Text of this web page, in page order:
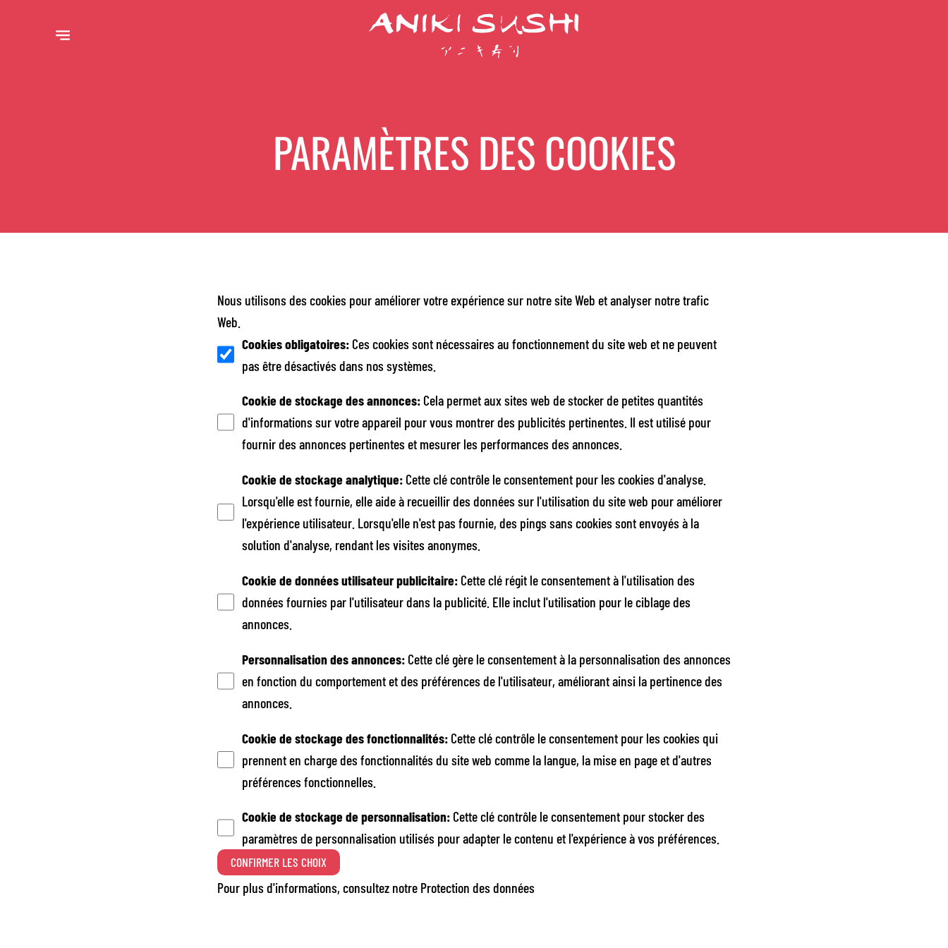
PARAMÈTRES DES COOKIES
Nous utilisons des cookies pour améliorer votre expérience sur notre site Web et analyser notre trafic
Web.
Cookies obligatoires: Ces cookies sont nécessaires au fonctionnement du site web et ne peuvent
pas être désactivés dans nos systèmes.
Cookie de stockage des annonces: Cela permet aux sites web de stocker de petites quantités
d'informations sur votre appareil pour vous montrer des publicités pertinentes. Il est utilisé pour
fournir des annonces pertinentes et mesurer les performances des annonces.
Cookie de stockage analytique: Cette clé contrôle le consentement pour les cookies d'analyse.
Lorsqu'elle est fournie, elle aide à recueillir des données sur l'utilisation du site web pour améliorer
l'expérience utilisateur. Lorsqu'elle n'est pas fournie, des pings sans cookies sont envoyés à la
solution d'analyse, rendant les visites anonymes.
Cookie de données utilisateur publicitaire: Cette clé régit le consentement à l'utilisation des
données fournies par l'utilisateur dans la publicité. Elle inclut l'utilisation pour le ciblage des
annonces.
Personnalisation des annonces: Cette clé gère le consentement à la personnalisation des annonces
en fonction du comportement et des préférences de l'utilisateur, améliorant ainsi la pertinence des
annonces.
Cookie de stockage des fonctionnalités: Cette clé contrôle le consentement pour les cookies qui
prennent en charge des fonctionnalités du site web comme la langue, la mise en page et d'autres
préférences fonctionnelles.
Cookie de stockage de personnalisation: Cette clé contrôle le consentement pour stocker des
paramètres de personnalisation utilisés pour adapter le contenu et l'expérience à vos préférences.
CONFIRMER LES CHOIX
Pour plus d'informations, consultez notre Protection des données